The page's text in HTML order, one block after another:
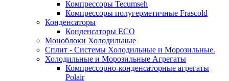
Компрессоры Tecumseh
Компрессоры полугерметичные Frascold
Конденсаторы
Конденсаторы ECO
Моноблоки Холодильные
Сплит - Системы Холодильные и Морозильные.
Холодильные и Морозильные Агрегаты
Компрессорно-конденсаторные агрегаты
Polair